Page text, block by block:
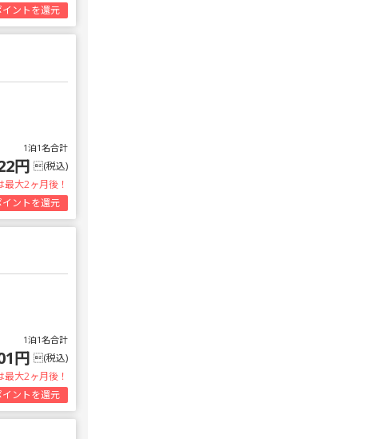
イントを還元
1泊1名合計
円 (税込)
最大2ヶ月後！
イントを還元
1泊1名合計
円 (税込)
最大2ヶ月後！
イントを還元